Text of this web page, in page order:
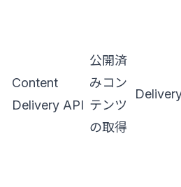
Content
Delivery API
公開済
みコン
テンツ
の取得